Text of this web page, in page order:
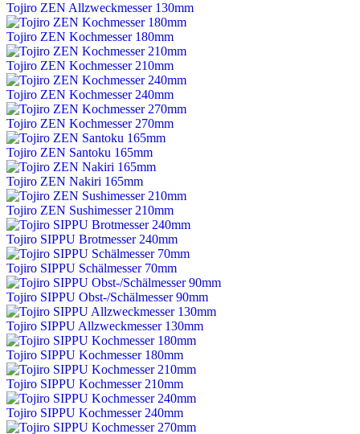
Tojiro ZEN Allzweckmesser 130mm
Tojiro ZEN Kochmesser 180mm
Tojiro ZEN Kochmesser 210mm
Tojiro ZEN Kochmesser 240mm
Tojiro ZEN Kochmesser 270mm
Tojiro ZEN Santoku 165mm
Tojiro ZEN Nakiri 165mm
Tojiro ZEN Sushimesser 210mm
Tojiro SIPPU Brotmesser 240mm
Tojiro SIPPU Schälmesser 70mm
Tojiro SIPPU Obst-/Schälmesser 90mm
Tojiro SIPPU Allzweckmesser 130mm
Tojiro SIPPU Kochmesser 180mm
Tojiro SIPPU Kochmesser 210mm
Tojiro SIPPU Kochmesser 240mm